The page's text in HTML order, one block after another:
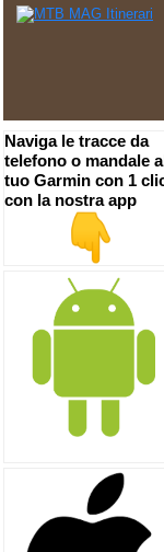
Naviga le tracce da
telefono o mandale
tuo Garmin con 1
con la nostra app